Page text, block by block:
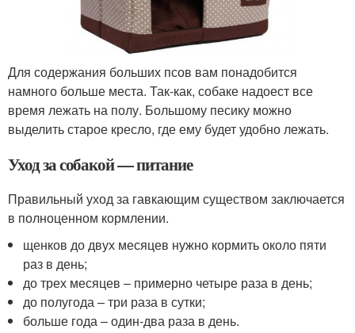
Для содержания больших псов вам понадобится
намного больше места. Так-как, собаке надоест все
время лежать на полу. Большому песику можно
выделить старое кресло, где ему будет удобно лежать.
Уход за собакой — питание
Правильный уход за гавкающим существом заключается
в полноценном кормлении.
щенков до двух месяцев нужно кормить около пяти
раз в день;
до трех месяцев – примерно четыре раза в день;
до полугода – три раза в сутки;
больше года – один-два раза в день.